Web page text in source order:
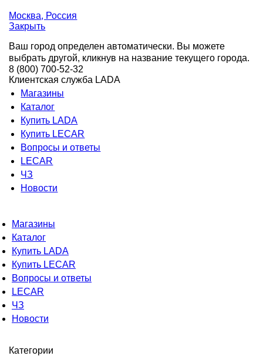
Москва, Россия
Закрыть
Ваш город определен автоматически. Вы можете
выбрать другой, кликнув на название текущего города.
8 (800) 700-52-32
Клиентская служба LADA
Магазины
Каталог
Купить LADA
Купить LECAR
Вопросы и ответы
LECAR
ЧЗ
Новости
Магазины
Каталог
Купить LADA
Купить LECAR
Вопросы и ответы
LECAR
ЧЗ
Новости
Категории